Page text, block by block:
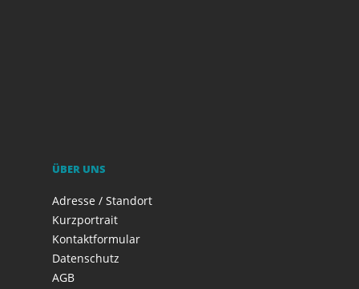
ÜBER UNS
Adresse / Standort
Kurzportrait
Kontaktformular
Datenschutz
AGB